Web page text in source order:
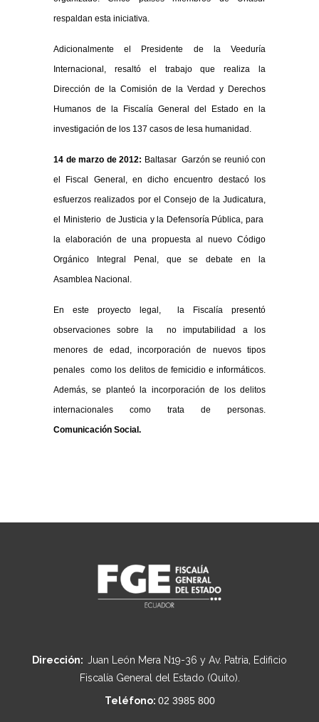
respaldan esta iniciativa.
Adicionalmente el Presidente de la Veeduría
Internacional, resaltó el trabajo que realiza la
Dirección de la Comisión de la Verdad y Derechos
Humanos de la Fiscalía General del Estado en la
investigación de los 137 casos de lesa humanidad.
14 de marzo de 2012: Baltasar Garzón se reunió con
el Fiscal General, en dicho encuentro destacó los
esfuerzos realizados por el Consejo de la Judicatura,
el Ministerio de Justicia y la Defensoría Pública, para
la elaboración de una propuesta al nuevo Código
Orgánico Integral Penal, que se debate en la
Asamblea Nacional.
En este proyecto legal, la Fiscalía presentó
observaciones sobre la no imputabilidad a los
menores de edad, incorporación de nuevos tipos
penales como los delitos de femicidio e informáticos.
Además, se planteó la incorporación de los delitos
internacionales como trata de personas.
Comunicación Social.
Dirección: Juan León Mera N19-36 y Av. Patria, Edificio
Fiscalía General del Estado (Quito).
Teléfono: 02 3985 800